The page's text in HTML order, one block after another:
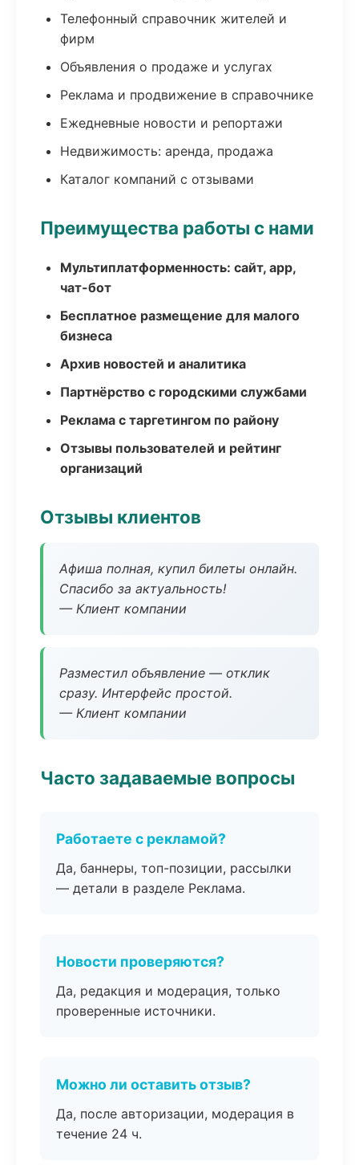
Телефонный справочник жителей и
фирм
Объявления о продаже и услугах
Реклама и продвижение в справочнике
Ежедневные новости и репортажи
Недвижимость: аренда, продажа
Каталог компаний с отзывами
Преимущества работы с нами
Мультиплатформенность: сайт, app,
чат-бот
Бесплатное размещение для малого
бизнеса
Архив новостей и аналитика
Партнёрство с городскими службами
Реклама с таргетингом по району
Отзывы пользователей и рейтинг
организаций
Отзывы клиентов
Афиша полная, купил билеты онлайн.
Спасибо за актуальность!
— Клиент компании
Разместил объявление — отклик
сразу. Интерфейс простой.
— Клиент компании
Часто задаваемые вопросы
Работаете с рекламой?
Да, баннеры, топ-позиции, рассылки
— детали в разделе Реклама.
Новости проверяются?
Да, редакция и модерация, только
проверенные источники.
Можно ли оставить отзыв?
Да, после авторизации, модерация в
течение 24 ч.